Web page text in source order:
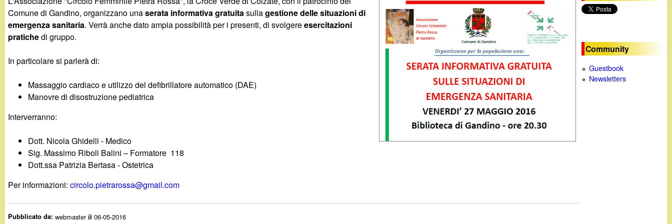
g
a
n
i
.
i
c
a
Comune di Gandino, organizzano unaserata informativa gratuita sullagestione delle situazioni di
emergenza sanitaria. Verrà anche dato ampia possibilità per i presenti, di svolgereesercitazioni
pratichedi gruppo.
In particolare si parlerà di:
Massaggio cardiaco e utilizzo del defibrillatore automatico (DAE)
Manovre di disostruzione pediatrica
Interverranno:
Dott. Nicola Ghidelli - Medico
Sig. Massimo Riboli Balini – Formatore 118
Dott.ssa Patrizia Bertasa - Ostetrica
Per informazioni:circolo.pietrarossa@gmail.com
Pubblicato da:webmasteril 06-05-2016
Community
Guestbook
Newsletters